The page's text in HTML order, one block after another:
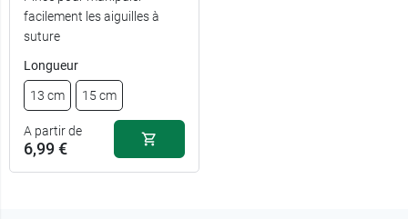
cm
0,6 cm x 7,5
cm
1,43 €
0,6 cm x 10
cm
facilement les aiguilles à
suture
Longueur
13 cm 15 cm
A partir de
6,99 €